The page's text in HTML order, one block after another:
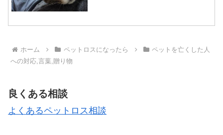
などを聞かれます。その時...
ホーム ペットロスになったら
ペットを亡くした人
への対応,言葉,贈り物
良くある相談
よくあるペットロス相談